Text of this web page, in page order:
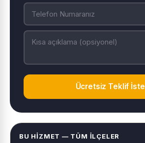
Ücretsiz Teklif İste
BU HIZMET — TÜM İLÇELER